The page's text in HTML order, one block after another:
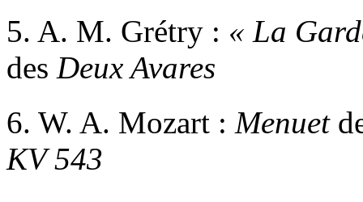
5. A. M. Grétry : « La
des Deux Avares
6. W. A. Mozart : Menuet
KV 543